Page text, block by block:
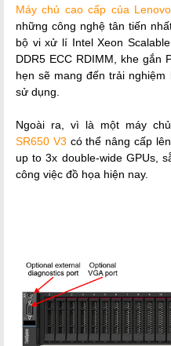
Máy chủ cao cấp của
những công nghệ tân tiến
bộ vi xử lí Intel Xeon
DDR5 ECC RDIMM, khe gắn
hẹn sẽ mang đến trải
sử dụng.
Ngoài ra, vì là một máy chủ
SR650 V3 có thể nâng cấp
up to 3x double-wide GPUs,
công việc đồ họa hiện nay.